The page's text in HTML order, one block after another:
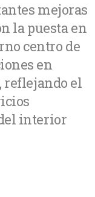
mejoras
la puesta en
centro de
en
reflejando el
interior